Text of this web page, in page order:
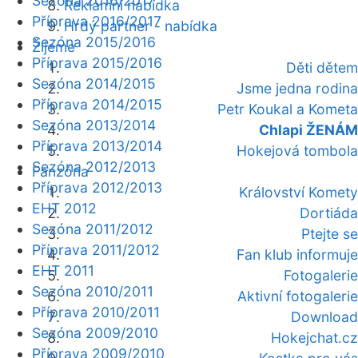
Reklamní nabídka
Hrdý partner - nabídka
Žijeme
Děti dětem
Jsme jedna rodina
Petr Koukal a Kometa
Chlapi ŽENÁM
Hokejová tombola
Fanzóna
Království Komety
Dortiáda
Ptejte se
Fan klub informuje
Fotogalerie
Aktivní fotogalerie
Download
Hokejchat.cz
Příprava 2016/2017
Sezóna 2015/2016
Příprava 2015/2016
Sezóna 2014/2015
Příprava 2014/2015
Sezóna 2013/2014
Příprava 2013/2014
Sezóna 2012/2013
Příprava 2012/2013
EHT 2012
Sezóna 2011/2012
Příprava 2011/2012
EHT 2011
Sezóna 2010/2011
Příprava 2010/2011
Sezóna 2009/2010
Příprava 2009/2010